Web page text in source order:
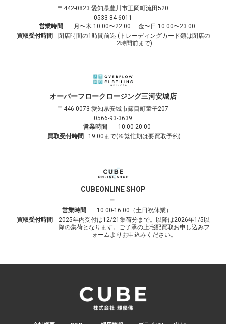
〒442-0823 愛知県豊川市正岡町流田520
0533-84-6011
営業時間
月〜木 10:00〜22:00 金〜日 10:00〜23:00
買取受付時間
閉店時間の1時間前迄 (トレーディングカード類は閉店の
2時間前まで)
オーバーフロークロージング三河安城店
〒446-0073 愛知県安城市篠目町童子207
0566-93-3639
営業時間
10:00-20:00
買取受付時間
19:00まで(※繁忙期は要買取予約)
CUBEONLINE SHOP
〒
営業時間
10:00-16:00（土日祝休業）
買取受付時間
2025年内受付は12/21集荷分まで。以降は2026年1/5以
降の集荷となります。ご了承の上宅配買取お申し込みフ
ォームよりお申込みください。